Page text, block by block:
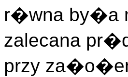
r�wna by�a
zalecana
przy